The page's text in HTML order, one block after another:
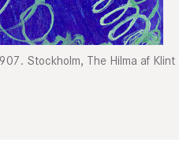
Stockholm, The Hilma af